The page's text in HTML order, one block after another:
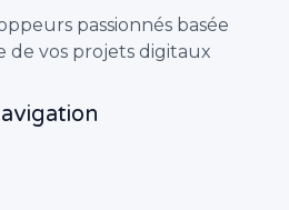
passionnés basée
de vos projets digitaux